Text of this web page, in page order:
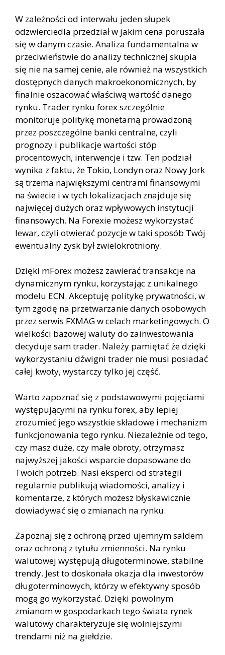
W zależności od interwału jeden słupek
odzwierciedla przedział w jakim cena poruszała
się w danym czasie. Analiza fundamentalna w
przeciwieństwie do analizy technicznej skupia
się nie na samej cenie, ale również na wszystkich
dostępnych danych makroekonomicznych, by
finalnie oszacować właściwą wartość danego
rynku. Trader rynku forex szczególnie
monitoruje politykę monetarną prowadzoną
przez poszczególne banki centralne, czyli
prognozy i publikacje wartości stóp
procentowych, interwencje i tzw. Ten podział
wynika z faktu, że Tokio, Londyn oraz Nowy Jork
są trzema największymi centrami finansowymi
na świecie i w tych lokalizacjach znajduje się
najwięcej dużych oraz wpływowych instytucji
finansowych. Na Forexie możesz wykorzystać
lewar, czyli otwierać pozycje w taki sposób Twój
ewentualny zysk był zwielokrotniony.
Dzięki mForex możesz zawierać transakcje na
dynamicznym rynku, korzystając z unikalnego
modelu ECN. Akceptuję politykę prywatności, w
tym zgodę na przetwarzanie danych osobowych
przez serwis FXMAG w celach marketingowych. O
wielkości bazowej waluty do zainwestowania
decyduje sam trader. Należy pamiętać że dzięki
wykorzystaniu dźwigni trader nie musi posiadać
całej kwoty, wystarczy tylko jej część.
Warto zapoznać się z podstawowymi pojęciami
występującymi na rynku forex, aby lepiej
zrozumieć jego wszystkie składowe i mechanizm
funkcjonowania tego rynku. Niezależnie od tego,
czy masz duże, czy małe obroty, otrzymasz
najwyższej jakości wsparcie dopasowane do
Twoich potrzeb. Nasi eksperci od strategii
regularnie publikują wiadomości, analizy i
komentarze, z których możesz błyskawicznie
dowiadywać się o zmianach na rynku.
Zapoznaj się z ochroną przed ujemnym saldem
oraz ochroną z tytułu zmienności. Na rynku
walutowej występują długoterminowe, stabilne
trendy. Jest to doskonała okazja dla inwestorów
długoterminowych, którzy w efektywny sposób
mogą go wykorzystać. Dzięki powolnym
zmianom w gospodarkach tego świata rynek
walutowy charakteryzuje się wolniejszymi
trendami niż na giełdzie.